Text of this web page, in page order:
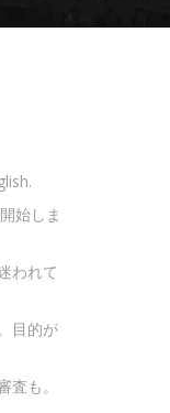
始しま
われて
目的が
も。